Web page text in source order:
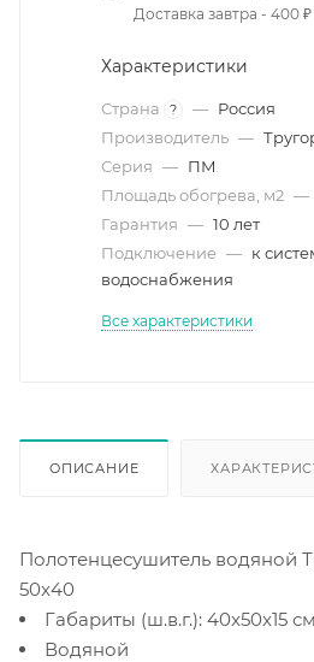
Доставка завтра - 400 ₽
Характеристики
Страна ? — Россия
Производитель —
Серия — ПМ
Площадь обогрева, м2 —
Гарантия — 10 лет
Подключение — к
водоснабжения
Все характеристики
ОПИСАНИЕ
Полотенцесушитель водяной
50x40
Габариты (ш.в.г.): 40x50x15 см
Водяной